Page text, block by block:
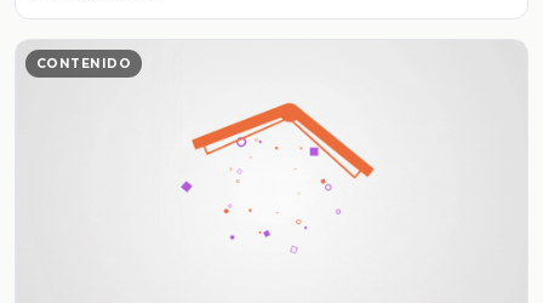
CONTENIDO